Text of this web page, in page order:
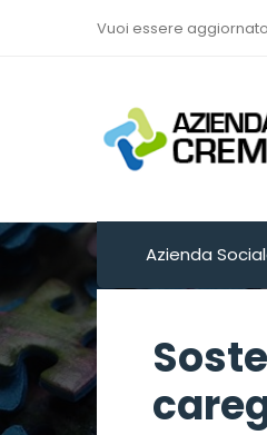
Vuoi essere
Via
Fuoco n.
Cremona -
Azienda